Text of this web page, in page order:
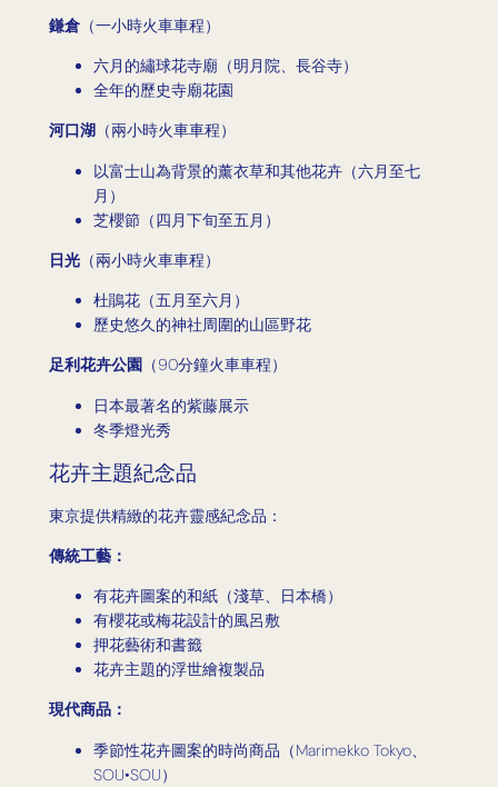
鎌倉（一小時火車車程）
六月的繡球花寺廟（明月院、長谷寺）
全年的歷史寺廟花園
河口湖 （兩小時火車車程）
以富士山為背景的薰衣草和其他花卉（六月至七
月）
芝櫻節（四月下旬至五月）
日光（兩小時火車車程）
杜鵑花（五月至六月）
歷史悠久的神社周圍的山區野花
足利花卉公園 （90分鐘火車車程）
日本最著名的紫藤展示
冬季燈光秀
花卉主題紀念品
東京提供精緻的花卉靈感紀念品：
傳統工藝：
有花卉圖案的和紙（淺草、日本橋）
有櫻花或梅花設計的風呂敷
押花藝術和書籤
花卉主題的浮世繪複製品
現代商品：
季節性花卉圖案的時尚商品（Marimekko Tokyo、
SOU•SOU）